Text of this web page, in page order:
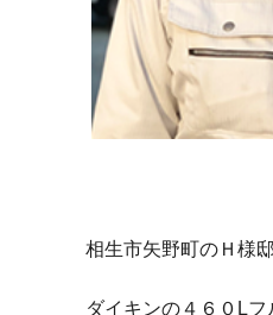
相生市矢野町のＨ様
ダイキンの４６０L